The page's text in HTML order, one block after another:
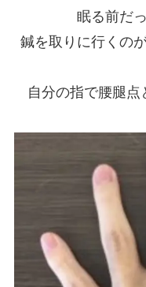
眠る前だ
鍼を取りに行くの
自分の指で腰腿点